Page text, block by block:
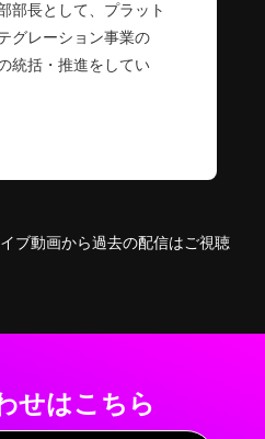
部長として、プラット
グレーション事業の
統括・推進をしてい
ブ動画から過去の配信はご視聴
せはこちら